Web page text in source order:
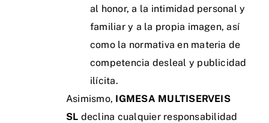
al honor, a la intimidad personal y
familiar y a la propia imagen, así
como la normativa en materia de
competencia desleal y publicidad
ilícita.
Asimismo, IGMESA MULTISERVEIS
SL declina cualquier responsabilidad